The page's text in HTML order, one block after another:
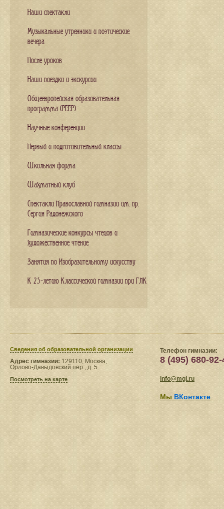
Наши спектакли
Музыкальные утренники и поэтические
вечера
После уроков
Наши поездки и экскурсии
Общеевропейская образовательная
программа (PEEP)
Научные конференции
Первый и подготовительный классы
Школьная форма
Шахматный клуб
Спектакли Православной гимназии им. пр.
Сергия Радонежского
Гимназические конкурсы чтецов и
художественное чтение
Занятия по Изобразительному искусству
К 25-летию Классической гимназии при ГЛК
Сведения​ об образовательной организации
Адрес гимназии: 129110, Москва,
Орлово-Давыдовский пер., д. 5.
Посмотреть на карте
Телефон гимназии:
8 (495) 680-92-
info@mgl.ru
Мы ВКонтакте